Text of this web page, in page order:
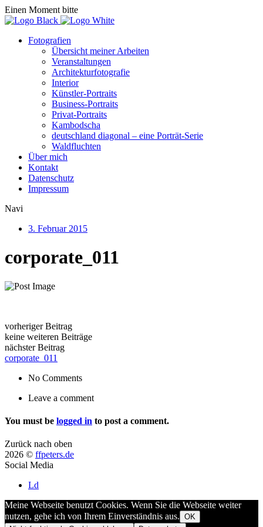
Einen Moment bitte
Fotografien
Übersicht meiner Arbeiten
Veranstaltungen
Architekturfotografie
Interior
Künstler-Portraits
Business-Portraits
Privat-Portraits
Kambodscha
deutschland diagonal – eine Porträt-Serie
Waldfluchten
Über mich
Kontakt
Datenschutz
Impressum
Navi
3. Februar 2015
corporate_011
vorheriger Beitrag
keine weiteren Beiträge
nächster Beitrag
corporate_011
No Comments
Leave a comment
You must be logged in to post a comment.
Zurück nach oben
2026 © ffpeters.de
Social Media
Ld
Meine Webseite benutzt Cookies. Wenn Sie die Webseite weiter
nutzen, gehe ich von Ihrem Einverständnis aus. OK